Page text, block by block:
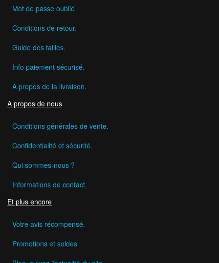
Mot de passe oublié
Conditions de retour.
Guide des tailles.
Info paiement sécurisé.
A propos de la livraison.
A propos de nous
Conditions générales de vente.
Confidentialité et sécurité.
Qui sommes-nous ?
Informations de contact.
Et plus encore
Votre avis récompensé.
Promotions et soldes